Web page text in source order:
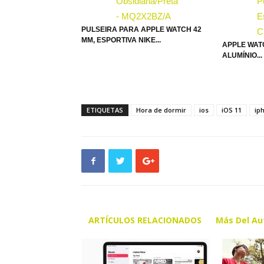
PULSEIRA PARA APPLE WATCH 42
MM, ESPORTIVA NIKE...
APPLE
ALUMÍNIO...
ETIQUETAS Hora de dormir ios iOS 11
ARTÍCULOS RELACIONADOS Más Del